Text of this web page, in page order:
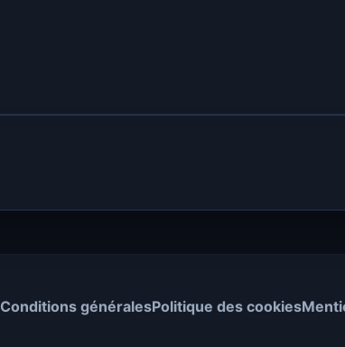
Conditions généralesPolitique des cookies